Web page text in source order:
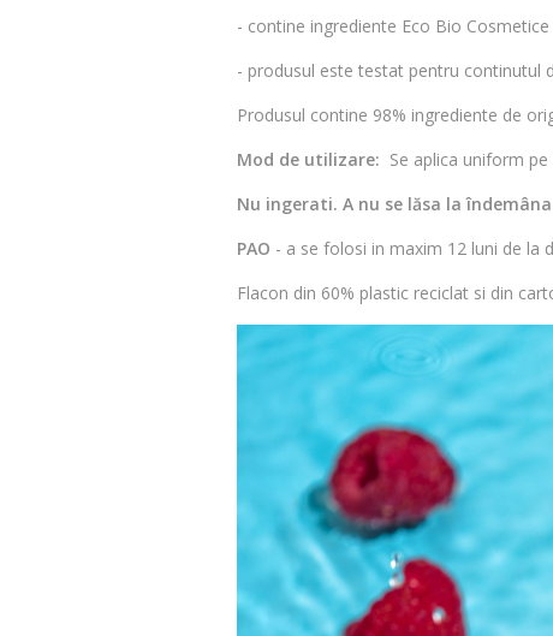
- contine ingrediente Eco Bio
- produsul este testat pentru continutul
Produsul contine 98% ingrediente de
Mod de utilizare: Se aplica uniform pe
Nu ingerati. A nu se lăsa la
PAO - a se folosi in maxim 12 luni de la
Flacon din 60% plastic reciclat si din